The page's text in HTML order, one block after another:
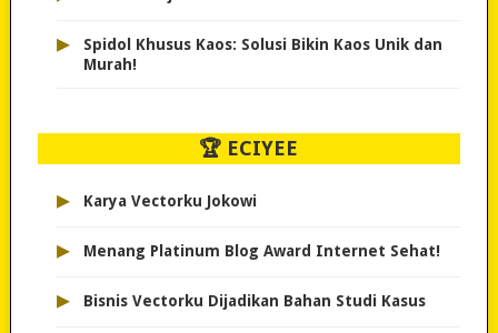
▸
Spidol Khusus Kaos: Solusi Bikin Kaos Unik dan
Murah!
🏆 ECIYEE
▸ Karya Vectorku Jokowi
▸ Menang Platinum Blog Award Internet Sehat!
▸ Bisnis Vectorku Dijadikan Bahan Studi Kasus